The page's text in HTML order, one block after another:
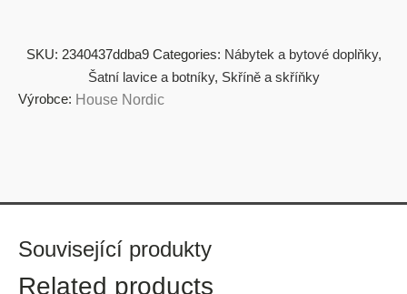
SKU: 2340437ddba9 Categories: Nábytek a bytové doplňky,
Šatní lavice a botníky, Skříně a skříňky
Výrobce: House Nordic
Související produkty
Related products